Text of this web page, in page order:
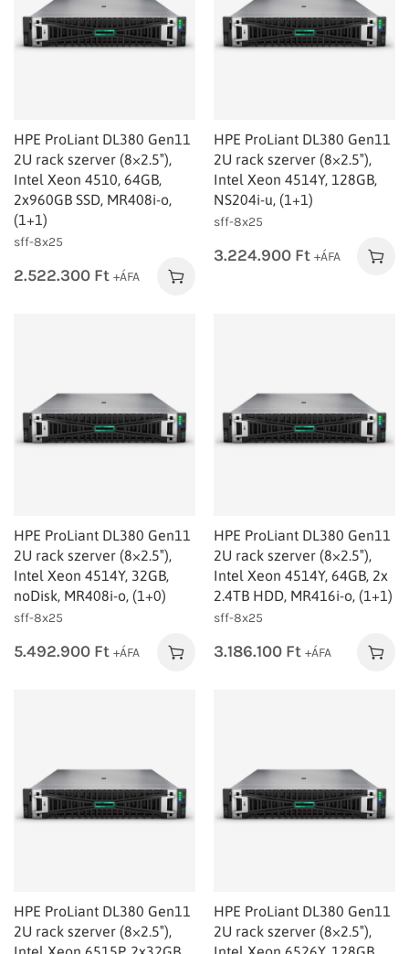
HPE ProLiant DL380 Gen11
2U rack szerver (8×2.5″),
Intel Xeon 4510, 64GB,
2x960GB SSD, MR408i-o,
(1+1)
sff-8x25
2.522.300 Ft +ÁFA
HPE ProLiant DL380 Gen11
2U rack szerver (8×2.5″),
Intel Xeon 4514Y, 128GB,
NS204i-u, (1+1)
sff-8x25
3.224.900 Ft +ÁFA
HPE ProLiant DL380 Gen11
2U rack szerver (8×2.5″),
Intel Xeon 4514Y, 32GB,
noDisk, MR408i-o, (1+0)
sff-8x25
5.492.900 Ft +ÁFA
HPE ProLiant DL380 Gen11
2U rack szerver (8×2.5″),
Intel Xeon 4514Y, 64GB, 2x
2.4TB HDD, MR416i-o, (1+1)
sff-8x25
3.186.100 Ft +ÁFA
HPE ProLiant DL380 Gen11
2U rack szerver (8×2.5″),
HPE ProLiant DL380 Gen11
2U rack szerver (8×2.5″),